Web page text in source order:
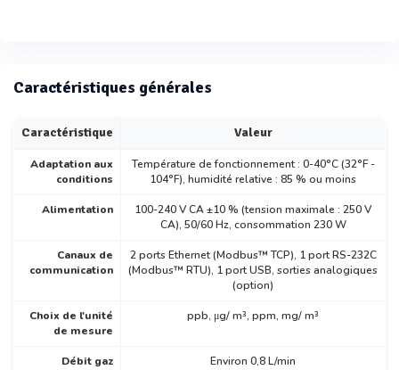
Caractéristiques générales
Caractéristique Valeur
Adaptation aux
conditions
Température de fonctionnement : 0-40°C (32°F -
104°F), humidité relative : 85 % ou moins
Alimentation
100-240 V CA ±10 % (tension maximale : 250 V
CA), 50/60 Hz, consommation 230 W
Canaux de
communication
2 ports Ethernet (Modbus™ TCP), 1 port RS-232C
(Modbus™ RTU), 1 port USB, sorties analogiques
(option)
Choix de l'unité
de mesure
ppb, μg/ m³, ppm, mg/ m³
Débit gaz Environ 0,8 L/min